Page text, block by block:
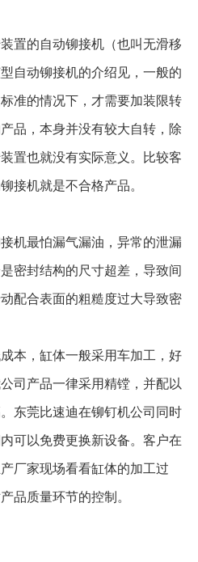
的自动铆接机（也叫无滑移
自动铆接机的介绍见，一般的
准的情况下，才需要加装限转
品，本身并没有较大自转，除
置也就没有实际意义。比较客
接机就是不合格产品。
最怕漏气漏油，异常的泄漏
密封结构的尺寸超差，导致间
配合表面的粗糙度过大导致密
，缸体一般采用车加工，好
司产品一律采用精镗，并配以
东莞比速迪在铆钉机公司同时
可以免费更换新设备。客户在
厂家现场看看缸体的加工过
品质量环节的控制。